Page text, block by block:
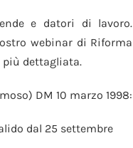
e datori di lavoro.
webinar di Riforma
dettagliata.
DM 10 marzo 1998:
dal 25 settembre